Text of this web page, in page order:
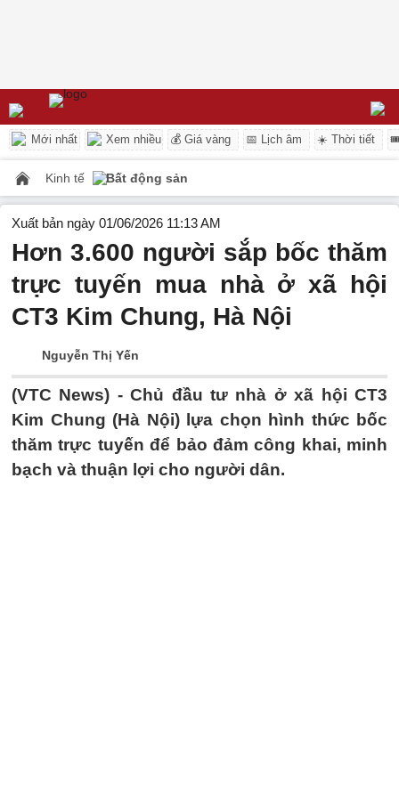
Mới nhất Xem nhiều 💰 Giá vàng 📅 Lịch âm ☀️ Thời tiết
Kinh tế Bất động sản
Xuất bản ngày 01/06/2026 11:13 AM
Hơn 3.600 người sắp bốc thăm
trực tuyến mua nhà ở xã hội
CT3 Kim Chung, Hà Nội
Nguyễn Thị Yến
(VTC News) -Chủ đầu tư nhà ở xã hội CT3
Kim Chung (Hà Nội) lựa chọn hình thức bốc
thăm trực tuyến để bảo đảm công khai, minh
bạch và thuận lợi cho người dân.